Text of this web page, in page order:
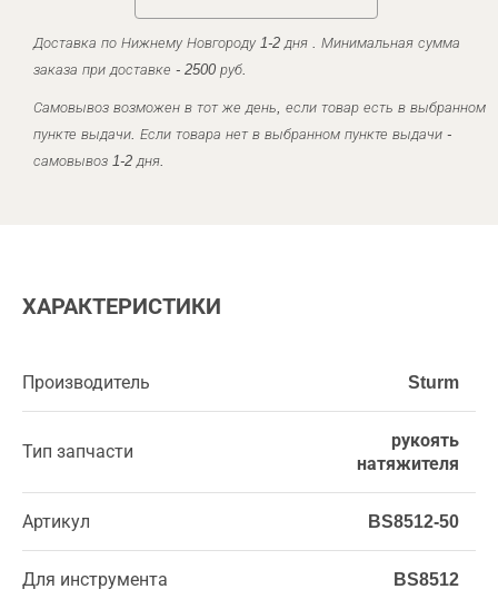
Доставка по Нижнему Новгороду 1-2 дня . Минимальная сумма
заказа при доставке - 2500 руб.
Самовывоз возможен в тот же день, если товар есть в выбранном
пункте выдачи. Если товара нет в выбранном пункте выдачи -
самовывоз 1-2 дня.
ХАРАКТЕРИСТИКИ
Производитель Sturm
Тип запчасти
рукоять
натяжителя
Артикул BS8512-50
Для инструмента BS8512